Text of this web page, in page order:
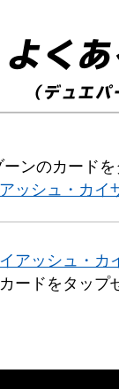
よく
（デュエパ
ンのカード
ッシュ・カイ
アッシュ・カ
ードをタッ